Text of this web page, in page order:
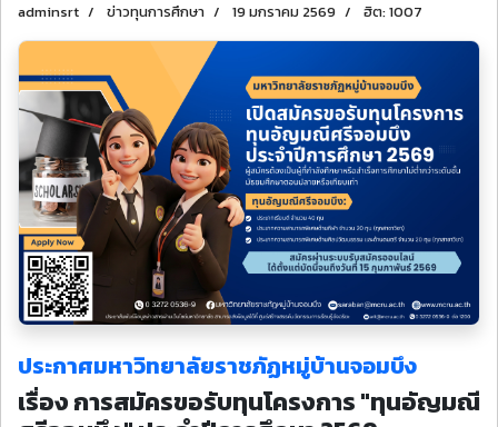
adminsrt ข่าวทุนการศึกษา 19 มกราคม 2569 ฮิต: 1007
ประกาศมหาวิทยาลัยราชภัฏหมู่บ้านจอมบึง
เรื่อง การสมัครขอรับทุนโครงการ "ทุนอัญมณี